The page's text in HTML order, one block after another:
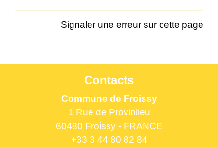
Signaler une erreur sur cette page
Contacts
Commune de Froissy
1 Rue de Provinlieu
60480 Froissy - FRANCE
+33 3 44 80 82 84